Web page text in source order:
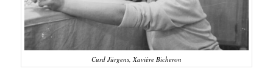
Curd Jürgens, Xavière Bicheron